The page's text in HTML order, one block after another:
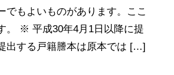
もよいものがあります。ここ
。 ※ 平成30年4月1日以降に提
出する戸籍謄本は原本では […]